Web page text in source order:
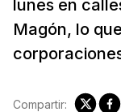
lunes en
Magón, lo
Compartir: